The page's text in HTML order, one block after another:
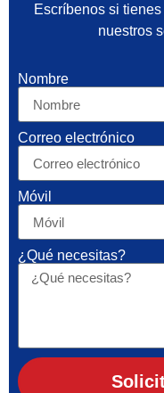
Escríbenos si
nuestros
Nombre
Correo electrónico
Móvil
¿Qué necesitas?